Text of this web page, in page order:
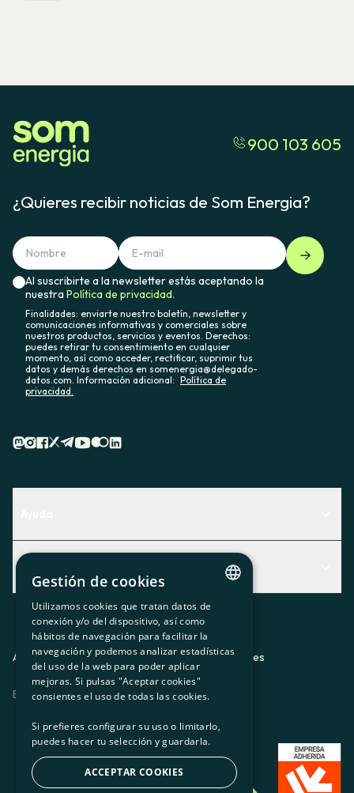
900 103 605
¿Quieres recibir noticias de Som Energia?
Al suscribirte a la newsletter estás aceptando la
nuestraPolítica de privacidad.
Finalidades: enviarte nuestro boletín, newsletter y
comunicaciones informativas y comerciales sobre
nuestros productos, servicios y eventos. Derechos:
puedes retirar tu consentimiento en cualquier
momento, así como acceder, rectificar, suprimir tus
datos y demás derechos en somenergia@delegado-
datos.com. Información adicional: Política de
privacidad.
Descubre qué servicio te encaja mejor
Contacto
Actualidad
El rincón de la socia
Prensa
Trabaja con nosotros
Aviso legalPolítica de privacidadPolítica de cookies
ES CAGLEU
CATALAN
SPANISH
GL
BASQUE
Gestión de cookies
Utilizamos cookies que tratan datos de
conexión y/o del dispositivo, así como
hábitos de navegación para facilitar la
navegación y podemos analizar estadísticas
del uso de la web para poder aplicar
mejoras. Si pulsas "Aceptar cookies"
consientes el uso de todas las cookies.
Si prefieres configurar su uso o limitarlo,
puedes hacer tu selección y guardarla.
ACCEPTAR COOKIES